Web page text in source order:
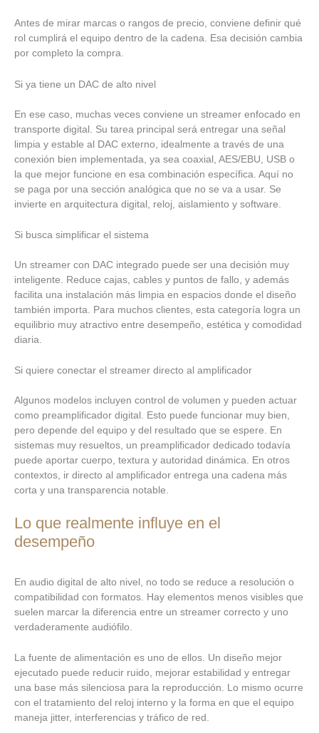
Antes de mirar marcas o rangos de precio, conviene definir qué
rol cumplirá el equipo dentro de la cadena. Esa decisión cambia
por completo la compra.
Si ya tiene un DAC de alto nivel
En ese caso, muchas veces conviene un streamer enfocado en
transporte digital. Su tarea principal será entregar una señal
limpia y estable al DAC externo, idealmente a través de una
conexión bien implementada, ya sea coaxial, AES/EBU, USB o
la que mejor funcione en esa combinación específica. Aquí no
se paga por una sección analógica que no se va a usar. Se
invierte en arquitectura digital, reloj, aislamiento y software.
Si busca simplificar el sistema
Un streamer con DAC integrado puede ser una decisión muy
inteligente. Reduce cajas, cables y puntos de fallo, y además
facilita una instalación más limpia en espacios donde el diseño
también importa. Para muchos clientes, esta categoría logra un
equilibrio muy atractivo entre desempeño, estética y comodidad
diaria.
Si quiere conectar el streamer directo al amplificador
Algunos modelos incluyen control de volumen y pueden actuar
como preamplificador digital. Esto puede funcionar muy bien,
pero depende del equipo y del resultado que se espere. En
sistemas muy resueltos, un preamplificador dedicado todavía
puede aportar cuerpo, textura y autoridad dinámica. En otros
contextos, ir directo al amplificador entrega una cadena más
corta y una transparencia notable.
Lo que realmente influye en el
desempeño
En audio digital de alto nivel, no todo se reduce a resolución o
compatibilidad con formatos. Hay elementos menos visibles que
suelen marcar la diferencia entre un streamer correcto y uno
verdaderamente audiófilo.
La fuente de alimentación es uno de ellos. Un diseño mejor
ejecutado puede reducir ruido, mejorar estabilidad y entregar
una base más silenciosa para la reproducción. Lo mismo ocurre
con el tratamiento del reloj interno y la forma en que el equipo
maneja jitter, interferencias y tráfico de red.